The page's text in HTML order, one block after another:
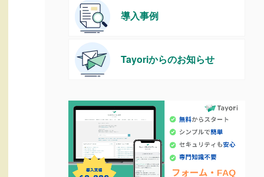
導入事例
Tayoriからのお知らせ